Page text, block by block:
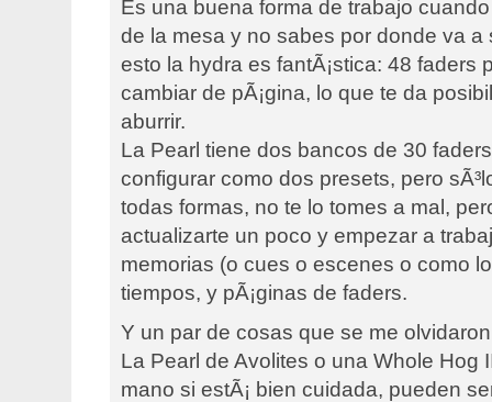
Es una buena forma de trabajo
de la mesa y no sabes por donde va a
esto la hydra es fantÃ¡stica: 48 faders
cambiar de pÃ¡gina, lo que te da
aburrir.
La Pearl tiene dos bancos de 30
configurar como dos presets, pero
todas formas, no te lo tomes a mal,
actualizarte un poco y empezar a
memorias (o cues o escenes o como
tiempos, y pÃ¡ginas de faders.
Y un par de cosas que se me
La Pearl de Avolites o una Whole Hog
mano si estÃ¡ bien cuidada, pueden